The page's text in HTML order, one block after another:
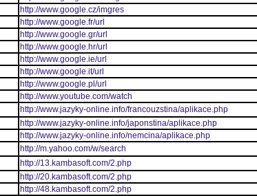
http://www.google.cz/imgres
http://www.google.fr/url
http://www.google.gr/url
http://www.google.hr/url
http://www.google.ie/url
http://www.google.it/url
http://www.google.pl/url
http://www.youtube.com/watch
http://www.jazyky-online.info/francouzstina/aplikace.php
http://www.jazyky-online.info/japonstina/aplikace.php
http://www.jazyky-online.info/nemcina/aplikace.php
http://m.yahoo.com/w/search
http://13.kambasoft.com/2.php
http://20.kambasoft.com/2.php
http://48.kambasoft.com/2.php